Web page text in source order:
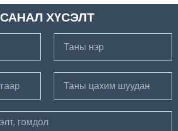
САНАЛ ХҮСЭЛТ